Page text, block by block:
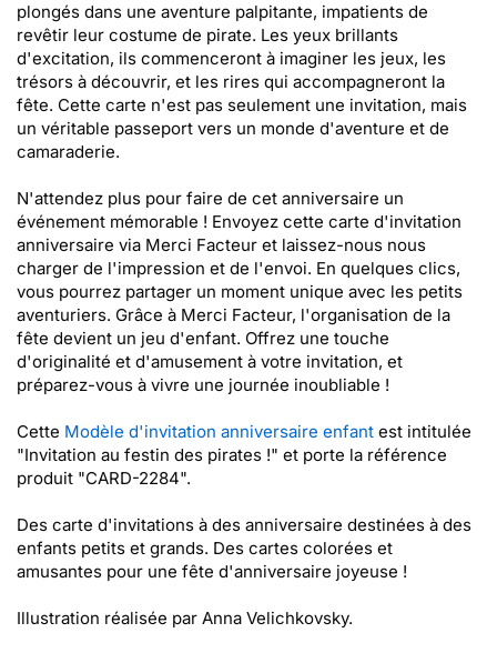
plongés dans une aventure palpitante, impatients de
revêtir leur costume de pirate. Les yeux brillants
d'excitation, ils commenceront à imaginer les jeux, les
trésors à découvrir, et les rires qui accompagneront la
fête. Cette carte n'est pas seulement une invitation, mais
un véritable passeport vers un monde d'aventure et de
camaraderie.
N'attendez plus pour faire de cet anniversaire un
événement mémorable ! Envoyez cette carte d'invitation
anniversaire via Merci Facteur et laissez-nous nous
charger de l'impression et de l'envoi. En quelques clics,
vous pourrez partager un moment unique avec les petits
aventuriers. Grâce à Merci Facteur, l'organisation de la
fête devient un jeu d'enfant. Offrez une touche
d'originalité et d'amusement à votre invitation, et
préparez-vous à vivre une journée inoubliable !
Cette Modèle d'invitation anniversaire enfant est intitulée
"Invitation au festin des pirates !" et porte la référence
produit "CARD-2284".
Des carte d'invitations à des anniversaire destinées à des
enfants petits et grands. Des cartes colorées et
amusantes pour une fête d'anniversaire joyeuse !
Illustration réalisée par Anna Velichkovsky.